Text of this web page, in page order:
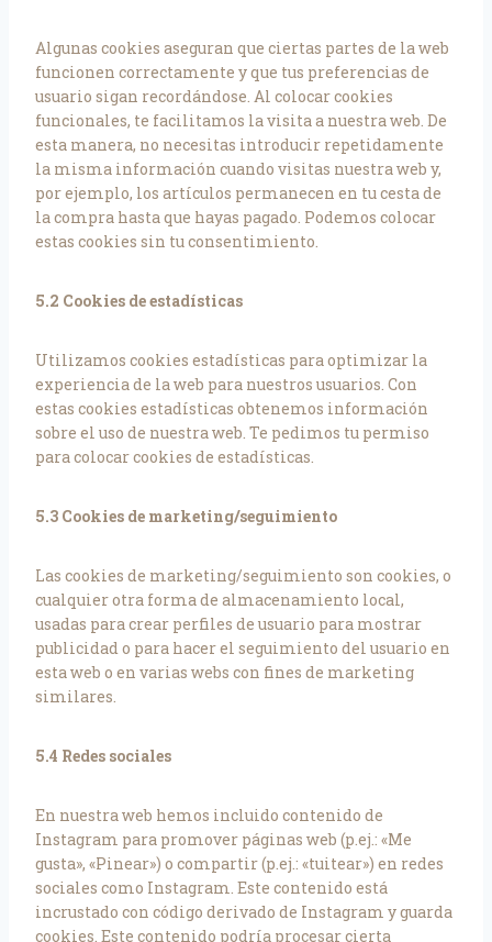
Algunas cookies aseguran que ciertas partes de la web
funcionen correctamente y que tus preferencias de
usuario sigan recordándose. Al colocar cookies
funcionales, te facilitamos la visita a nuestra web. De
esta manera, no necesitas introducir repetidamente
la misma información cuando visitas nuestra web y,
por ejemplo, los artículos permanecen en tu cesta de
la compra hasta que hayas pagado. Podemos colocar
estas cookies sin tu consentimiento.
5.2 Cookies de estadísticas
Utilizamos cookies estadísticas para optimizar la
experiencia de la web para nuestros usuarios. Con
estas cookies estadísticas obtenemos información
sobre el uso de nuestra web. Te pedimos tu permiso
para colocar cookies de estadísticas.
5.3 Cookies de marketing/seguimiento
Las cookies de marketing/seguimiento son cookies, o
cualquier otra forma de almacenamiento local,
usadas para crear perfiles de usuario para mostrar
publicidad o para hacer el seguimiento del usuario en
esta web o en varias webs con fines de marketing
similares.
5.4 Redes sociales
En nuestra web hemos incluido contenido de
Instagram para promover páginas web (p.ej.: «Me
gusta», «Pinear») o compartir (p.ej.: «tuitear») en redes
sociales como Instagram. Este contenido está
incrustado con código derivado de Instagram y guarda
cookies. Este contenido podría procesar cierta